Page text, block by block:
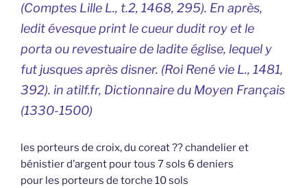
(Comptes Lille L., t.2, 1468, 295). En après,
ledit évesque print le cueur dudit roy et le
porta ou revestuaire de ladite église, lequel y
fut jusques après disner. (Roi René vie L., 1481,
392). in atilf.fr, Dictionnaire du Moyen Français
(1330-1500)
les porteurs de croix, du coreat ?? chandelier et
bénistier d’argent pour tous 7 sols 6 deniers
pour les porteurs de torche 10 sols